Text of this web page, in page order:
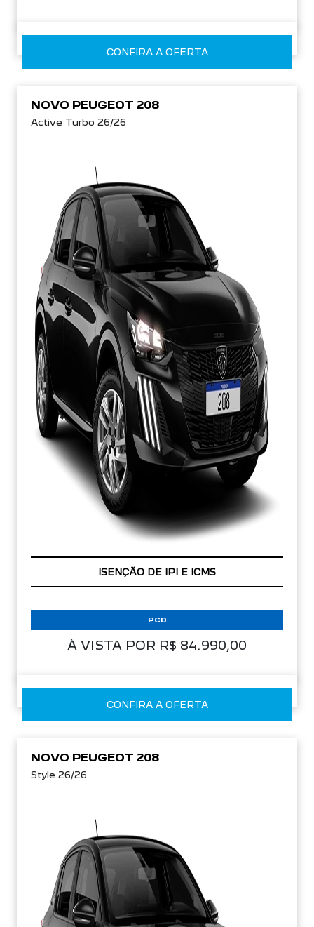
CONFIRA A OFERTA
NOVO PEUGEOT 208
Active Turbo 26/26
ISENÇÃO DE IPI E ICMS
À VISTA POR R$ 84.990,00
PCD
CONFIRA A OFERTA
NOVO PEUGEOT 208
Style 26/26